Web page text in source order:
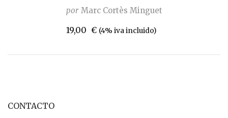
por Marc Cortès Minguet
19,00 € (4% iva incluido)
CONTACTO